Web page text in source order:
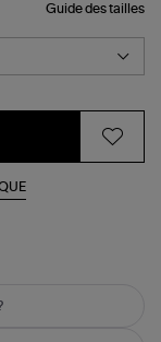
Guide des tailles